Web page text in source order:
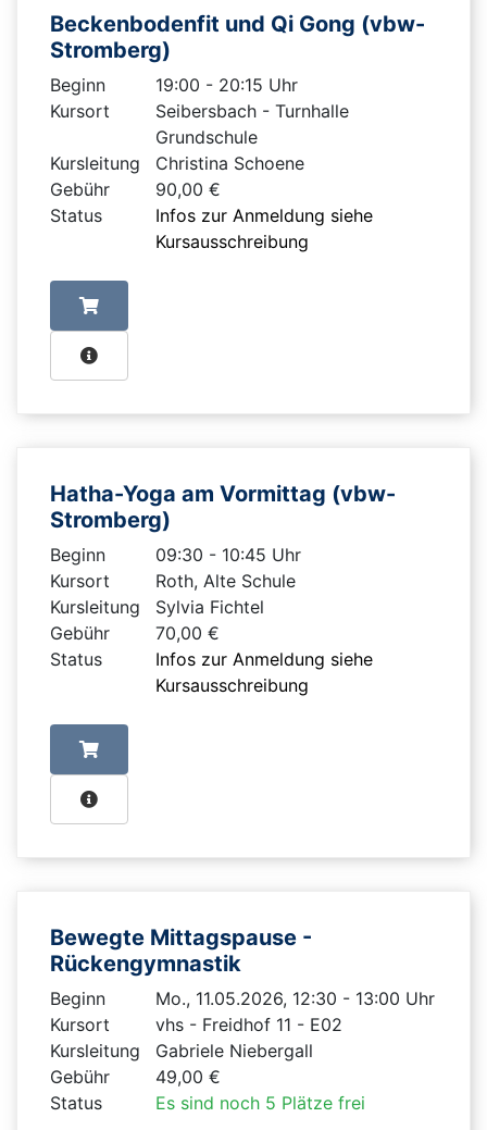
Beckenbodenfit und Qi Gong (vbw-
Stromberg)
Beginn
19:00 - 20:15 Uhr
Kursort
Seibersbach - Turnhalle
Grundschule
Kursleitung
Christina Schoene
Gebühr
90,00 €
Status
Infos zur Anmeldung siehe
Kursausschreibung
Hatha-Yoga am Vormittag (vbw-
Stromberg)
Beginn
09:30 - 10:45 Uhr
Kursort
Roth, Alte Schule
Kursleitung
Sylvia Fichtel
Gebühr
70,00 €
Status
Infos zur Anmeldung siehe
Kursausschreibung
Bewegte Mittagspause -
Rückengymnastik
Beginn
Mo., 11.05.2026, 12:30 - 13:00 Uhr
Kursort
vhs - Freidhof 11 - E02
Kursleitung
Gabriele Niebergall
Gebühr
49,00 €
Status
Es sind noch 5 Plätze frei